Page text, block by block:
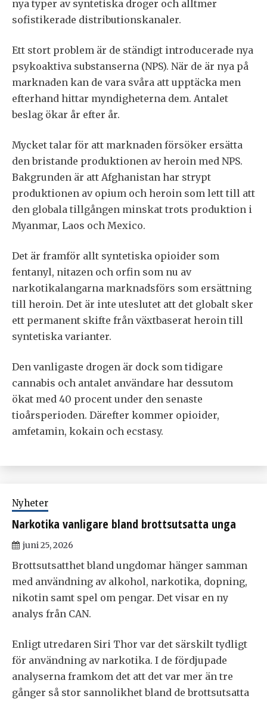
nya typer av syntetiska droger och alltmer
sofistikerade distributionskanaler.
Ett stort problem är de ständigt introducerade nya
psykoaktiva substanserna (NPS). När de är nya på
marknaden kan de vara svåra att upptäcka men
efterhand hittar myndigheterna dem. Antalet
beslag ökar år efter år.
Mycket talar för att marknaden försöker ersätta
den bristande produktionen av heroin med NPS.
Bakgrunden är att Afghanistan har strypt
produktionen av opium och heroin som lett till att
den globala tillgången minskat trots produktion i
Myanmar, Laos och Mexico.
Det är framför allt syntetiska opioider som
fentanyl, nitazen och orfin som nu av
narkotikalangarna marknadsförs som ersättning
till heroin. Det är inte uteslutet att det globalt sker
ett permanent skifte från växtbaserat heroin till
syntetiska varianter.
Den vanligaste drogen är dock som tidigare
cannabis och antalet användare har dessutom
ökat med 40 procent under den senaste
tioårsperioden. Därefter kommer opioider,
amfetamin, kokain och ecstasy.
Nyheter
Narkotika vanligare bland brottsutsatta unga
juni 25, 2026
Brottsutsatthet bland ungdomar hänger samman
med användning av alkohol, narkotika, dopning,
nikotin samt spel om pengar. Det visar en ny
analys från CAN.
Enligt utredaren Siri Thor var det särskilt tydligt
för användning av narkotika. I de fördjupade
analyserna framkom det att det var mer än tre
gånger så stor sannolikhet bland de brottsutsatta